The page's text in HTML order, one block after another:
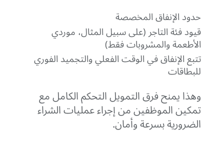
حدود الإنفاق المخصصة
قيود فئة التاجر (على سبيل المثال، موردي
الأطعمة والمشروبات فقط)
تتبع الإنفاق في الوقت الفعلي والتجميد الفوري
للبطاقات
وهذا يمنح فرق التمويل التحكم الكامل مع
تمكين الموظفين من إجراء عمليات الشراء
الضرورية بسرعة وأمان.